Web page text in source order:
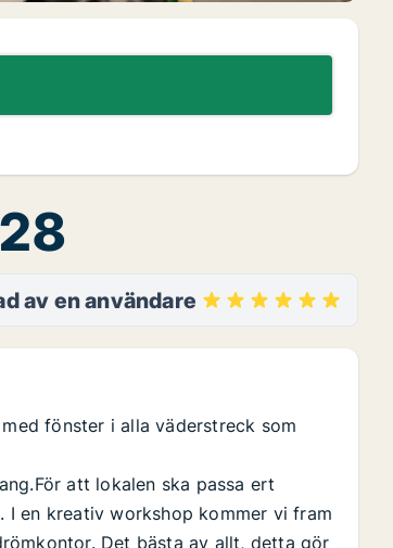
av en användare
fönster i alla väderstreck som
att lokalen ska passa ert
I en kreativ workshop kommer vi fram
Det bästa av allt, detta gör